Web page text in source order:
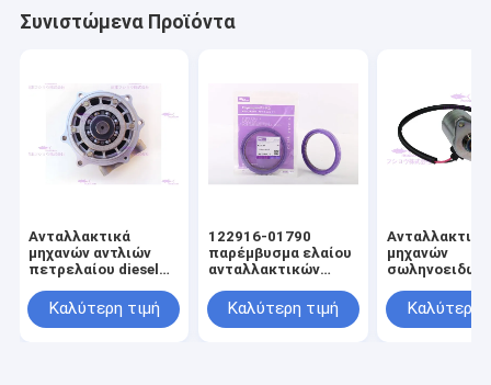
Συνιστώμενα Προϊόντα
Ανταλλακτικά
μηχανών αντλιών
πετρελαίου diesel
Καλύτερη τιμή
122916-01790
παρέμβυσμα ελαίου
ανταλλακτικών
YANMAR 4TNV98
Καλύτερη τιμή
Ανταλλακτικά
μηχανών
σωληνοειδών
Καλύτερη